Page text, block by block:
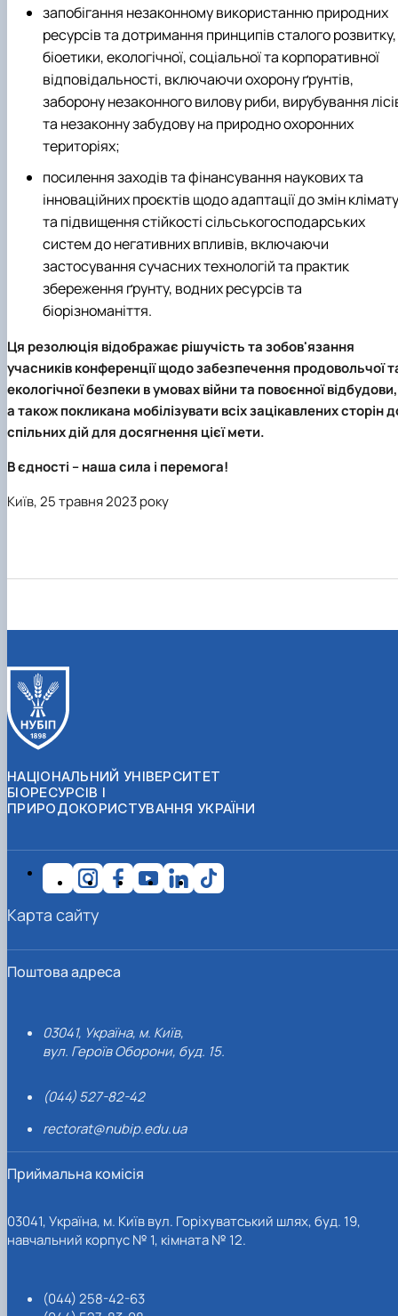
запобігання незаконному використанню природних
ресурсів та дотримання принципів сталого розвитку,
біоетики, екологічної, соціальної та корпоративної
відповідальності, включаючи охорону ґрунтів,
заборону незаконного вилову риби, вирубування
та незаконну забудову на природно охоронних
територіях;
посилення заходів та фінансування наукових та
інноваційних проєктів щодо адаптації до змін клімату
та підвищення стійкості сільськогосподарських
систем до негативних впливів, включаючи
застосування сучасних технологій та практик
збереження ґрунту, водних ресурсів та
біорізноманіття.
Ця резолюція відображає рішучість та зобов'язання
учасників конференції щодо забезпечення продовольчої
екологічної безпеки в умовах війни та повоєнної відбудови,
а також покликана мобілізувати всіх зацікавлених сторін
спільних дій для досягнення цієї мети.
В єдності – наша сила і перемога!
Київ, 25 травня 2023 року
НАЦІОНАЛЬНИЙ УНІВЕРСИТЕТ
БІОРЕСУРСІВ І
ПРИРОДОКОРИСТУВАННЯ УКРАЇНИ
Поштова адреса
03041, Україна, м. Київ,
вул. Героїв Оборони, буд. 15.
(044) 527-82-42
rectorat@nubip.edu.ua
Приймальна комісія
03041, Україна, м. Київ вул. Горіхуватський шлях, буд. 19,
навчальний корпус № 1, кімната № 12.
(044) 258-42-63
Карта сайту